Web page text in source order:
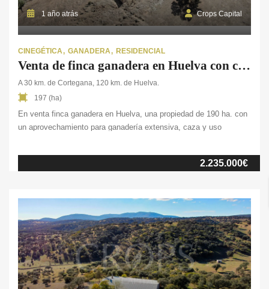
1 año atrás Crops Capital
CINEGÉTICA GANADERA RESIDENCIAL
Venta de finca ganadera en Huelva con coto de caza y vivienda
A 30 km. de Cortegana, 120 km. de Huelva.
197 (ha)
En venta finca ganadera en Huelva, una propiedad de 190 ha. con
un aprovechamiento para ganadería extensiva, caza y uso
combina montañas cubiertas por bosque de encinas y alcornoques
con pastos y monte bajo, proporcionando un entorno ideal para la
2.235.000€